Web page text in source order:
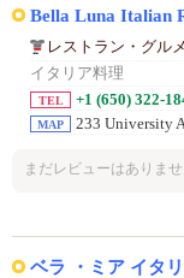
Bella Luna Italian
レストラン・グルメ
イタリア料理
TEL +1 (650) 322-
MAP 233 University
まだレビューはありませ
ベラ ・ミア イタ